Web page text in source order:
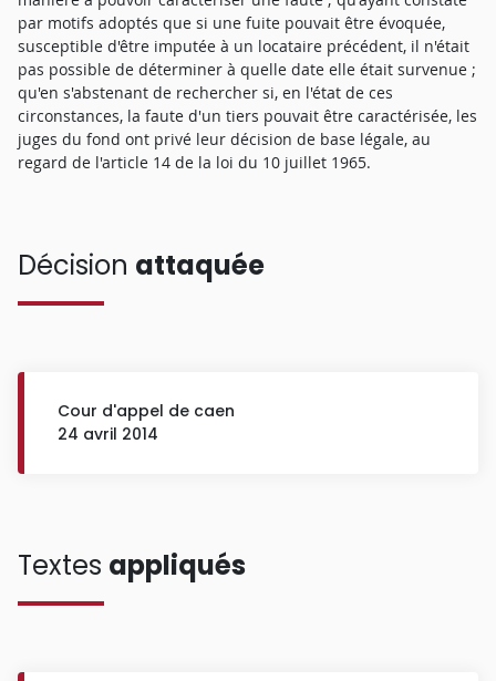
par motifs adoptés que si une fuite pouvait être évoquée,
susceptible d'être imputée à un locataire précédent, il n'était
pas possible de déterminer à quelle date elle était survenue ;
qu'en s'abstenant de rechercher si, en l'état de ces
circonstances, la faute d'un tiers pouvait être caractérisée, les
juges du fond ont privé leur décision de base légale, au
regard de l'article 14 de la loi du 10 juillet 1965.
Décision attaquée
Cour d'appel de caen
24 avril 2014
Textes appliqués